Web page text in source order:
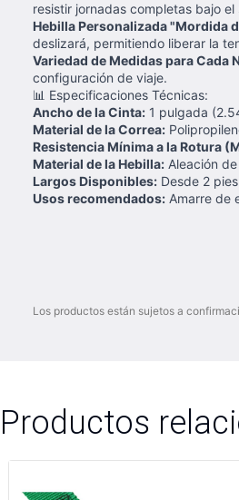
resistir jornadas completas bajo
Hebilla Personalizada "Mordida
deslizará, permitiendo liberar la
Variedad de Medidas para Cada
configuración de viaje.
📊 Especificaciones Técnicas:
Ancho de la Cinta: 1 pulgada
Material de la Correa:
Resistencia Mínima a la Rotura
Material de la Hebilla: Aleación
Largos Disponibles: Desde 2
Usos recomendados: Amarre de
Los productos están sujetos a
Productos